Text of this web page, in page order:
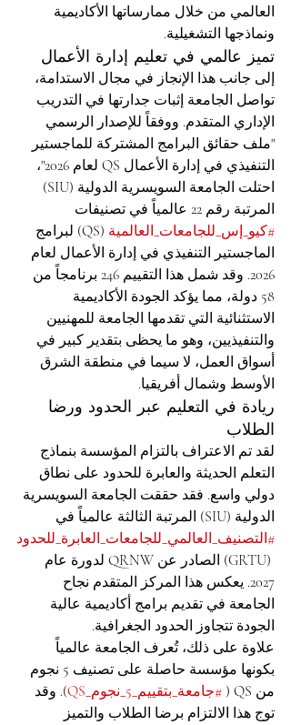
العالمي من خلال ممارساتها الأكاديمية
ونماذجها التشغيلية.
تميز عالمي في تعليم إدارة الأعمال
إلى جانب هذا الإنجاز في مجال الاستدامة،
تواصل الجامعة إثبات جدارتها في التدريب
الإداري المتقدم. ووفقاً للإصدار الرسمي
"ملف حقائق البرامج المشتركة للماجستير
التنفيذي في إدارة الأعمال QS لعام 2026"،
احتلت الجامعة السويسرية الدولية (SIU)
المرتبة رقم 22 عالمياً في تصنيفات
#كيو_إس_للجامعات_العالمية
(QS) لبرامج
الماجستير التنفيذي في إدارة الأعمال لعام
2026. وقد شمل هذا التقييم 246 برنامجاً من
58 دولة، مما يؤكد الجودة الأكاديمية
الاستثنائية التي تقدمها الجامعة للمهنيين
والتنفيذيين، وهو ما يحظى بتقدير كبير في
أسواق العمل، لا سيما في منطقة الشرق
الأوسط وشمال أفريقيا.
ريادة في التعليم عبر الحدود ورضا
الطلاب
لقد تم الاعتراف بالتزام المؤسسة بنماذج
التعلم الحديثة والعابرة للحدود على نطاق
دولي واسع. فقد حققت الجامعة السويسرية
الدولية (SIU) المرتبة الثالثة عالمياً في
#التصنيف_العالمي_للجامعات_العابرة_للحدود
(GRTU) الصادر عن QRNW لدورة عام
2027. يعكس هذا المركز المتقدم نجاح
الجامعة في تقديم برامج أكاديمية عالية
الجودة تتجاوز الحدود الجغرافية.
علاوة على ذلك، تُعرف الجامعة عالمياً
بكونها مؤسسة حاصلة على تصنيف 5 نجوم
من QS (
#جامعة_بتقييم_5_نجوم_QS
). وقد
توج هذا الالتزام برضا الطلاب والتميز